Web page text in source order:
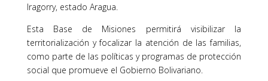
Iragorry, estado Aragua.
Esta Base de Misiones permitirá visibilizar la
territorialización y focalizar la atención de las familias,
como parte de las políticas y programas de protección
social que promueve el Gobierno Bolivariano.